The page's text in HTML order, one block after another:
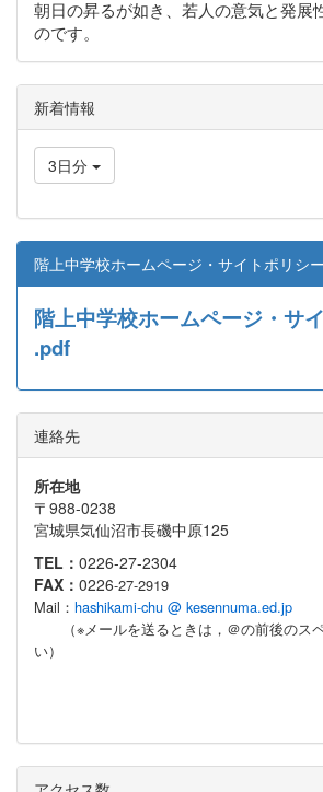
朝日の昇るが如き、若人の意気と発展
のです。
新着情報
3日分
階上中学校ホームページ・サイトポリシー
階上中学校ホームページ・サ
.pdf
連絡先
所在地
〒988-0238
宮城県気仙沼市長磯中原125
TEL： 0226-27-2304
FAX： 0226-27-2919
Mail： hashikami-chu @ kesennuma.ed.jp
（※メールを送るときは，＠の前後のス
い）